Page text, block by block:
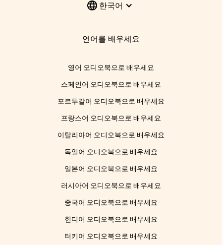
한국어
언어를 배우세요
영어 오디오북으로 배우세요
스페인어 오디오북으로 배우세요
포르투갈어 오디오북으로 배우세요
프랑스어 오디오북으로 배우세요
이탈리아어 오디오북으로 배우세요
독일어 오디오북으로 배우세요
일본어 오디오북으로 배우세요
러시아어 오디오북으로 배우세요
중국어 오디오북으로 배우세요
힌디어 오디오북으로 배우세요
터키어 오디오북으로 배우세요